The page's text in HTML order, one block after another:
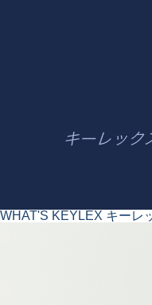
WHAT'S KEYLEX キーレ